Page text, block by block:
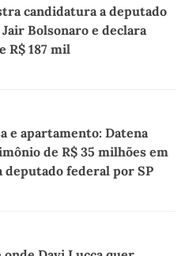
candidatura a deputado
Bolsonaro e declara
R$ 187 mil
e apartamento: Datena
de R$ 35 milhões em
deputado federal por SP